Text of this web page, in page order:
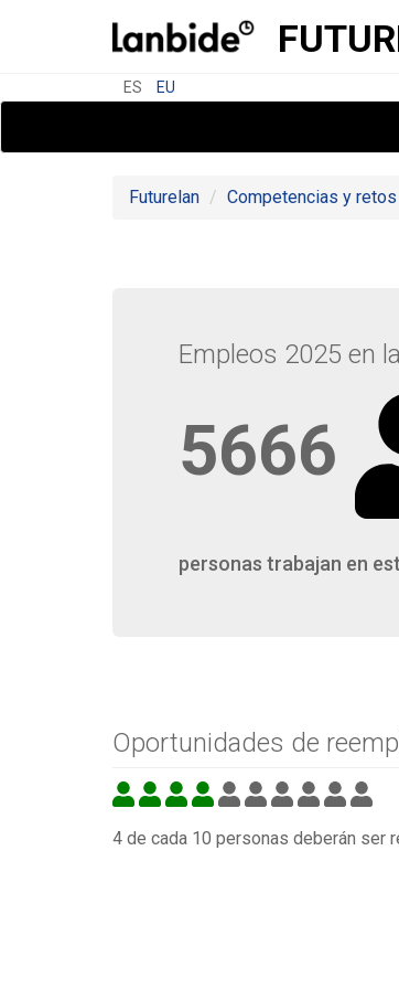
ES EU
Futurelan Competencias y retos
Empleos 2025 en
5666
personas trabajan en
Oportunidades de
4 de cada 10 personas deberán ser